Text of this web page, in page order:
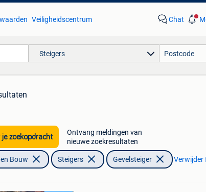
Veiligheidscentrum Chat
Steigers
je zoekopdracht
Ontvang meldingen van
nieuwe zoekresultaten
Bouw Steigers Gevelsteiger Verwijder